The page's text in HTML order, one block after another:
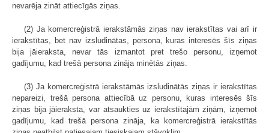
nevarēja zināt attiecīgās ziņas.
(2) Ja komercreģistrā ierakstāmās ziņas nav ierakstītas vai arī ir
ierakstītas, bet nav izsludinātas, persona, kuras interesēs šīs ziņas
bija jāieraksta, nevar tās izmantot pret trešo personu, izņemot
gadījumu, kad trešā persona zināja minētās ziņas.
(3) Ja komercreģistrā ierakstāmās izsludinātās ziņas ir ierakstītas
nepareizi, trešā persona attiecībā uz personu, kuras interesēs šīs
ziņas bija jāieraksta, var atsaukties uz ierakstītajām ziņām, izņemot
gadījumu, kad trešā persona zināja, ka komercreģistrā ierakstītās